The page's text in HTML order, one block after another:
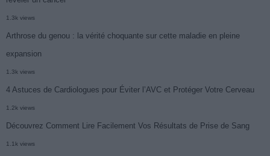
1.3k views
Arthrose du genou : la vérité choquante sur cette maladie en pleine
expansion
1.3k views
4 Astuces de Cardiologues pour Éviter l’AVC et Protéger Votre Cerveau
1.2k views
Découvrez Comment Lire Facilement Vos Résultats de Prise de Sang
1.1k views